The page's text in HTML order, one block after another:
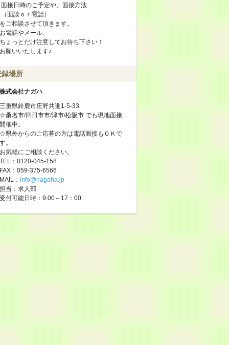
接日時のご予定や、面接方法
面談ｏｒ電話）
ご相談させて頂きます。
電話やメール、
ょっとだけ注意してお待ち下さい！
願いいたします♪
場所
式会社ナガハ
重県鈴鹿市庄野共進1-5-33
桑名市/四日市市/津市/松阪市 でも現地面接
催中。
県外からのご応募の方は電話面接もＯＫで
。
気軽にご相談ください。
：0120-045-158
：059-375-6566
： info@nagaha.jp
当：求人部
付可能日時：9:00～17：00